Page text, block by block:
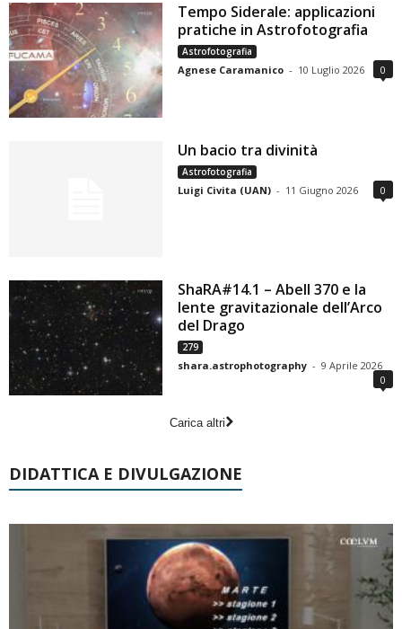
Tempo Siderale: applicazioni
pratiche in Astrofotografia
Astrofotografia
Agnese Caramanico - 10 Luglio 2026 0
Un bacio tra divinità
Astrofotografia
Luigi Civita (UAN) - 11 Giugno 2026 0
ShaRA#14.1 – Abell 370 e la
lente gravitazionale dell’Arco
del Drago
279
shara.astrophotography - 9 Aprile 2026
0
Carica altri
DIDATTICA E DIVULGAZIONE